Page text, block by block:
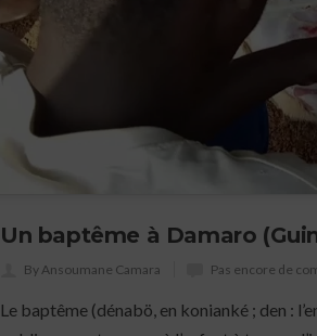
Un baptême à Damaro
By Ansoumane Camara Pas encore de
Le baptême (dénabö, en konianké ; den :